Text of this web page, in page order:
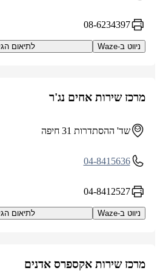
08-6234397
ניווט ב-Waze לתיאום הגעה
מרכז שירות אחים נג'ר
שד' ההסתדרות 31 חיפה
04-8415636
04-8412527
ניווט ב-Waze לתיאום הגעה
מרכז שירות אקספרס אדנים